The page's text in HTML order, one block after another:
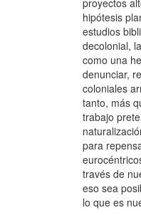
hipótesis
estudios
decolonial,
como una
denunciar,
coloniales
tanto, más
trabajo
para
través de
eso sea
lo que es